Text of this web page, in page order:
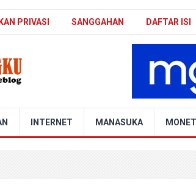
PRIVASI SANGGAHAN DAFTAR ISI
INTERNET MANASUKA